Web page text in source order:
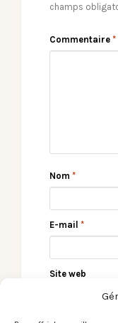
champs
Commentaire *
Nom *
E-mail *
Site web